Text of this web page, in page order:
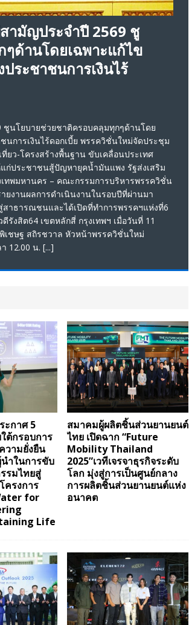
มัญประจำปี 2569 ชู
ด้านโดยเฉพาะแก้ไข
ระชาชนการเงินไร้
นโยบายช่วยชาติครอบคลุมทุกๆด้านโดย
การเงินไร้ดอกเบี้ย พรรควิชั่นใหม่จัดประชุม
ยว-โครงสร้างพื้นฐาน ขับเคลื่อนประเทศ
ก่ประชาชนสู้ปัญหายุคน้ำมันแพง รัฐส่งเสริม
ทพมหานคร – คณะกรรมการบริหารพรรควิชั่น
ยงานผลการดำเนินงานในรอบปีที่ผ่านมา
าธารณชนและได้เปิดที่ทำการพรรคฯแห่งที่6
รังสิต64 เขตหลักสี่ กรุงเทพฯ เมื่อวันที่ 11
เชษฐ สถิรชวาล หัวหน้าพรรควิชั่นใหม่
12.00 น. [...]
ะกาศ 5
ต้กรอบการ
วามยั่งยืน
ำในการขับ
รมไทยสู่
ครงการ
for
Life
สมาคมผู้ผลิตชิ้นส่วนยานยนต์
ไทย เปิดฉาก “Future
Mobility Thailand
2025”เวทีเจรจาธุรกิจระดับ
โลก มุ่งสู่การเป็นศูนย์กลาง
การผลิตชิ้นส่วนยานยนต์แห่ง
อนาคต